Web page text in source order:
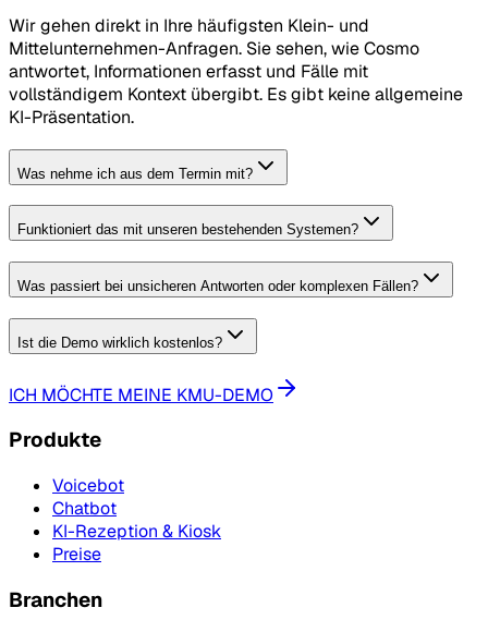
Wir gehen direkt in Ihre häufigsten Klein- und
Mittelunternehmen-Anfragen. Sie sehen, wie Cosmo
antwortet, Informationen erfasst und Fälle mit
vollständigem Kontext übergibt. Es gibt keine allgemeine
KI-Präsentation.
Was nehme ich aus dem Termin mit?
Funktioniert das mit unseren bestehenden Systemen?
Was passiert bei unsicheren Antworten oder komplexen Fällen?
Ist die Demo wirklich kostenlos?
ICH MÖCHTE MEINE KMU-DEMO
Produkte
Voicebot
Chatbot
KI-Rezeption & Kiosk
Preise
Branchen